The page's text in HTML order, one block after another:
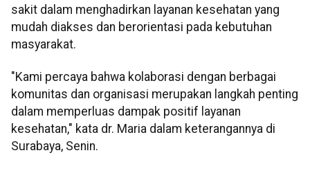
sakit dalam menghadirkan layanan kesehatan yang
mudah diakses dan berorientasi pada kebutuhan
masyarakat.
"Kami percaya bahwa kolaborasi dengan berbagai
komunitas dan organisasi merupakan langkah penting
dalam memperluas dampak positif layanan
kesehatan," kata dr. Maria dalam keterangannya di
Surabaya, Senin.